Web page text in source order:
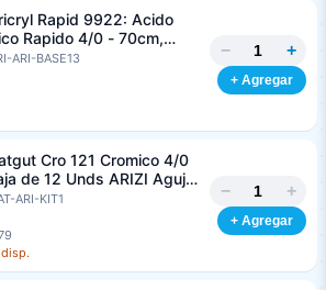
Rapid 9922: Acido
Rapido 4/0 - 70cm,
8 Corte Inverso 19mm
Absorbible
ARI-BASE13 − +
+ Agregar
Cro 121 Cromico 4/0
de 12 Unds ARIZI Aguja
Punta Conica 26 mm
ARI-KIT1
disp.
− +
+ Agregar